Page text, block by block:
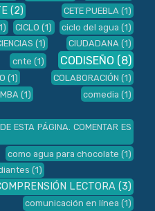
(2) CETE PUEBLA (1)
CICLO (1) ciclo del agua (1)
(1) CIUDADANA (1)
cnte (1) CODISEÑO (8)
(1) COLABORACIÓN (1)
(1) comedia (1)
ESTA PÁGINA. COMENTAR ES
como agua para chocolate (1)
(1)
LECTORA (3)
comunicación en línea (1)